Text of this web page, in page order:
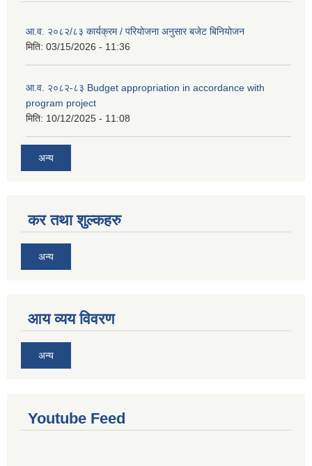
आ.व. २०८२/८३ कार्यक्रम / परियोजना अनुसार बजेट बिनियोजन
मिति: 03/15/2026 - 11:36
आ.व. २०८२-८३ Budget appropriation in accordance with
program project
मिति: 10/12/2025 - 11:08
अन्य
कर तथा शुल्कहरु
अन्य
आय व्यय विवरण
अन्य
Youtube Feed